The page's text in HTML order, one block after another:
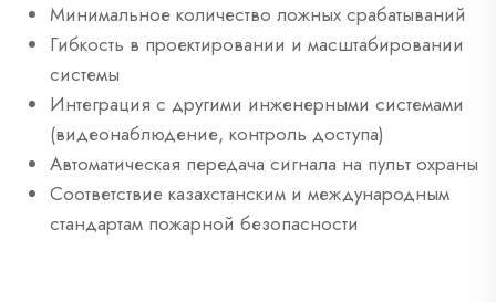
Минимальное количество ложных срабатываний
Гибкость в проектировании и масштабировании
системы
Интеграция с другими инженерными системами
(видеонаблюдение, контроль доступа)
Автоматическая передача сигнала на пульт охраны
Соответствие казахстанским и международным
стандартам пожарной безопасности